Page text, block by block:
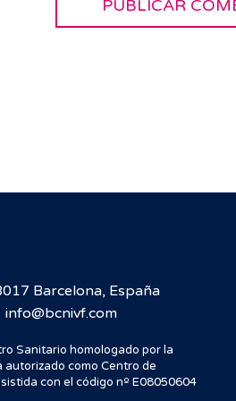
Barcelona, España
info@bcnivf.com
Sanitario homologado por la
como Centro de
con el código nº E08050604